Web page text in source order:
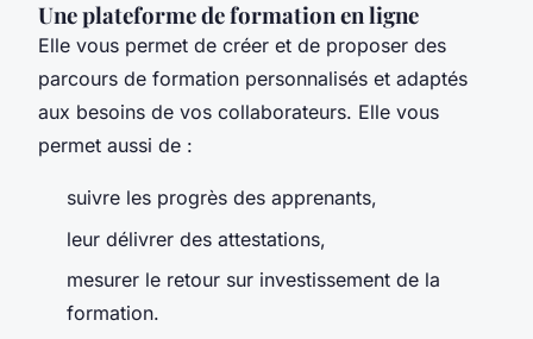
Une plateforme de formation en ligne
Elle vous permet de créer et de proposer des
parcours de formation personnalisés et adaptés
aux besoins de vos collaborateurs. Elle vous
permet aussi de :
suivre les progrès des apprenants,
leur délivrer des attestations,
mesurer le retour sur investissement de la
formation.